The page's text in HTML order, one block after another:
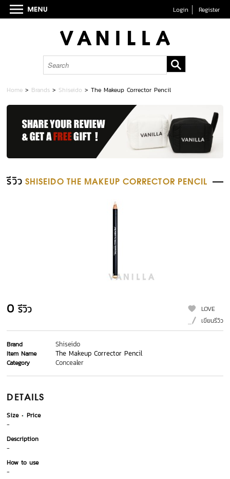
Login Register
Home > Brands > Shiseido >The Makeup Corrector Pencil
รีวิว SHISEIDO THE MAKEUP CORRECTOR PENCIL
0 รีวิว
LOVE
เขียนรีวิว
Brand Shiseido
Item Name The Makeup Corrector Pencil
Category Concealer
DETAILS
Size
Price
-
Description
-
How to use
-